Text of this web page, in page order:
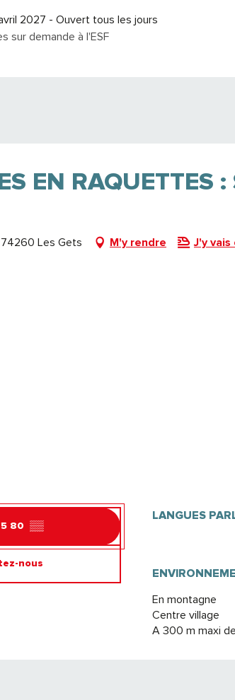
2027 - Ouvert tous les jours
sur demande à l'ESF
EN RAQUETTES
Les Gets
M'y rendre J'y vais
80 ▒▒
nous
LANGUES
LANGUES
En montagne
Centre village
A 300 m maxi